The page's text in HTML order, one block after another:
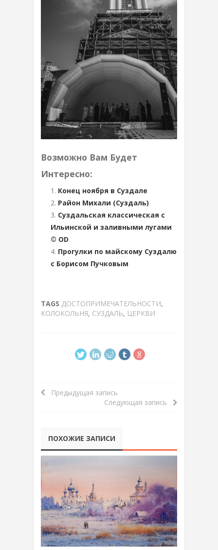
Возможно Вам Будет
Интересно:
Конец ноября в Суздале
Район Михали (Суздаль)
Суздальская классическая с
Ильинской и заливными лугами
© OD
Прогулки по майскому Суздалю
с Борисом Пучковым
TAGS ДОСТОПРИМЕЧАТЕЛЬНОСТИ,
КОЛОКОЛЬНЯ, СУЗДАЛЬ, ЦЕРКВИ
Предыдущая запись
Следующая запись
ПОХОЖИЕ ЗАПИСИ